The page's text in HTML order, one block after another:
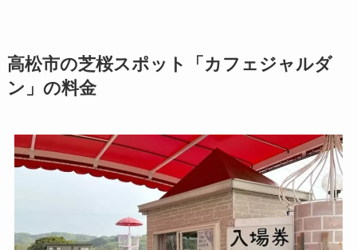
高松市の芝桜スポット「カフェジャルダ
ン」の料金